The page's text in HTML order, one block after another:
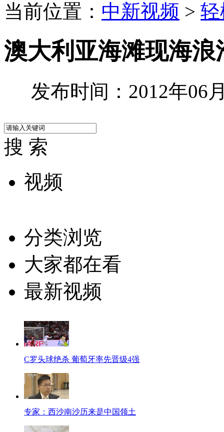
当前位置： 中新视频 >
澳大利亚海滩现海
发布时间：2012年06
搜 索
视频
分类浏览
大家都在看
最新视频
C罗头球绝杀 葡萄牙率先晋级4强
专家：西沙南沙历来是中国领土